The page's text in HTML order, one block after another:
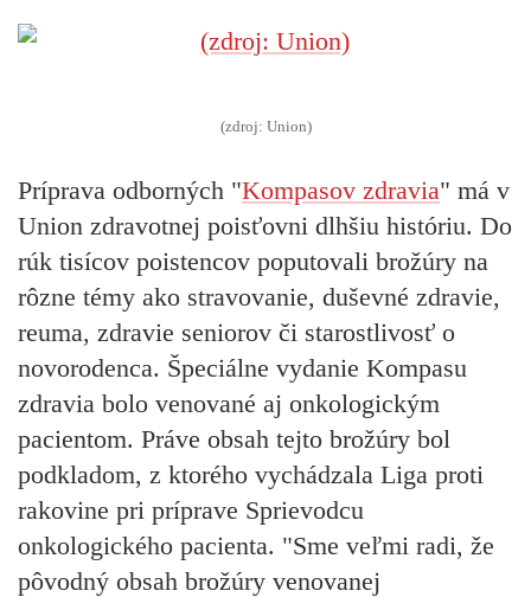
(zdroj: Union)
Príprava odborných "Kompasov zdravia" má v
Union zdravotnej poisťovni dlhšiu históriu. Do
rúk tisícov poistencov poputovali brožúry na
rôzne témy ako stravovanie, duševné zdravie,
reuma, zdravie seniorov či starostlivosť o
novorodenca. Špeciálne vydanie Kompasu
zdravia bolo venované aj onkologickým
pacientom. Práve obsah tejto brožúry bol
podkladom, z ktorého vychádzala Liga proti
rakovine pri príprave Sprievodcu
onkologického pacienta. "Sme veľmi radi, že
pôvodný obsah brožúry venovanej